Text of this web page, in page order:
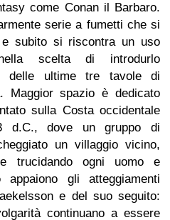
come Conan il Barbaro.
serie a fumetti che si
subito si riscontra un uso
scelta di introdurlo
delle ultime tre tavole di
Maggior spazio è dedicato
sulla Costa occidentale
d.C., dove un gruppo di
un villaggio vicino,
trucidando ogni uomo e
gli atteggiamenti
e del suo seguito:
continuano a essere